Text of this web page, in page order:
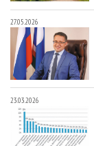
27.05.2026
23.03.2026